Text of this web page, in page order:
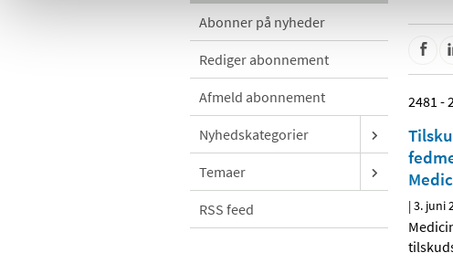
Abonner på nyheder
Rediger abonnement
Afmeld abonnement
Nyhedskategorier
Temaer
RSS feed
2481 -
|3. juni